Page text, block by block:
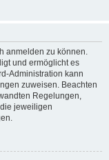
anmelden zu können.
und ermöglicht es
Administration kann
zuweisen. Beachten
Regelungen,
jeweiligen